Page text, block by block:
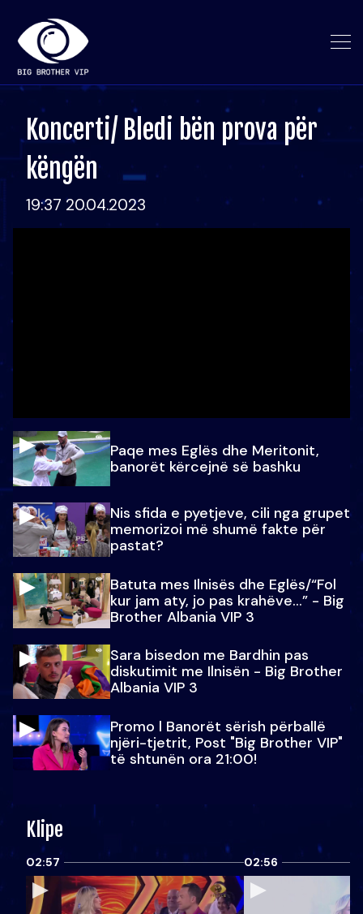
Koncerti/ Bledi bën prova për
këngën
19:37 20.04.2023
Paqe mes Eglës dhe Meritonit,
banorët kërcejnë së bashku
Nis sfida e pyetjeve, cili nga grupet
memorizoi më shumë fakte për
pastat?
Batuta mes Ilnisës dhe Eglës/“Fol
kur jam aty, jo pas krahëve…” - Big
Brother Albania VIP 3
Sara bisedon me Bardhin pas
diskutimit me Ilnisën - Big Brother
Albania VIP 3
Promo l Banorët sërish përballë
njëri-tjetrit, Post "Big Brother VIP"
të shtunën ora 21:00!
Klipe
02:57 02:56